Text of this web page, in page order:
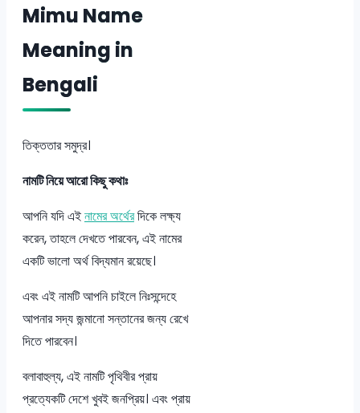
Mimu Name
Meaning in
Bengali
তিক্ততার সমুদ্র।
নামটি নিয়ে আরো কিছু কথাঃ
আপনি যদি এইনামের অর্থেরদিকে লক্ষ্য
করেন, তাহলে দেখতে পারবেন, এই নামের
একটি ভালো অর্থ বিদ্যমান রয়েছে।
এবং এই নামটি আপনি চাইলে নিঃসন্দেহে
আপনার সদ্য জন্মানো সন্তানের জন্য রেখে
দিতে পারবেন।
বলাবাহুল্য, এই নামটি পৃথিবীর প্রায়
প্রত্যেকটি দেশে খুবই জনপ্রিয়। এবং প্রায়